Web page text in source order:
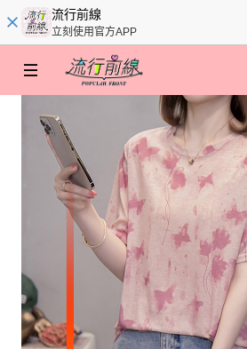
流行前線
立刻使用官方APP